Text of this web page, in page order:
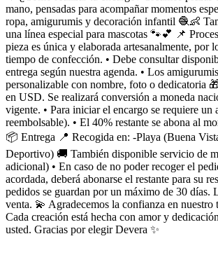
mano, pensadas para acompañar momentos
ropa, amigurumis y decoración infantil 🧶👶
una línea especial para mascotas 🐾💕 📌
pieza es única y elaborada artesanalmente, por
tiempo de confección. • Debe consultar
entrega según nuestra agenda. • Los
personalizable con nombre, foto o dedicatoria
en USD. Se realizará conversión a moneda
vigente. • Para iniciar el encargo se requiere
reembolsable). • El 40% restante se abona al
📦 Entrega 📍 Recogida en: -Playa (Buena
Deportivo) 🚚 También disponible servicio de
adicional) • En caso de no poder recoger el
acordada, deberá abonarse el restante para su
pedidos se guardan por un máximo de 30 días.
venta. 💫 Agradecemos la confianza en nuestro
Cada creación está hecha con amor y
usted. Gracias por elegir Devera ✨